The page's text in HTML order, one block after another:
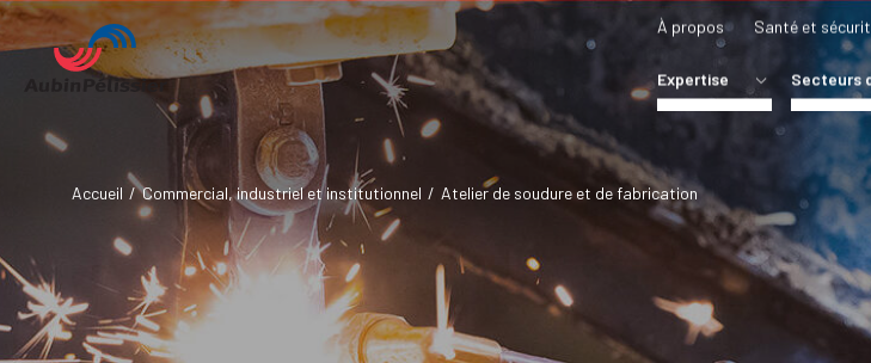
À propos Santé et
Expertise
CHAUFFAGE
CLIMATISATION
VENTILATION
PLOMBERIE
SYSTÈMES D’AGRICULTURE
Secteurs
INDUSTRIE
Accueil / Commercial, industriel et institutionnel / Atelier de soudure et de fabrication